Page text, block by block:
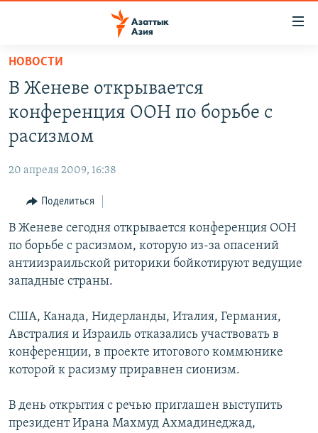
Вернуться
основному
содержанию
Вернутся
главной
навигации
Вернутся
поиску
КАЗАХСТАН
ТАДЖИКИСТАН
НОВОСТИ
ВОЙНА В УКРАИНЕ
ҚАЗАҚША
КЫРГЫЗЧА
ЎЗБЕКЧА
ТОҶИКӢ
TÜRKMENÇE
Все сайты РСЕ/РС
НОВОСТИ
В Женеве открывается
конференция ООН по борьбе с
расизмом
20 апреля 2009, 16:38
Поделиться
В Женеве сегодня открывается конференция ООН
по борьбе с расизмом, которую из-за опасений
антиизраильской риторики бойкотируют ведущие
западные страны.
США, Канада, Нидерланды, Италия, Германия,
Австралия и Израиль отказались участвовать в
конференции, в проекте итогового коммюнике
которой к расизму приравнен сионизм.
В день открытия с речью приглашен выступить
президент Ирана Махмуд Ахмадинеджад,